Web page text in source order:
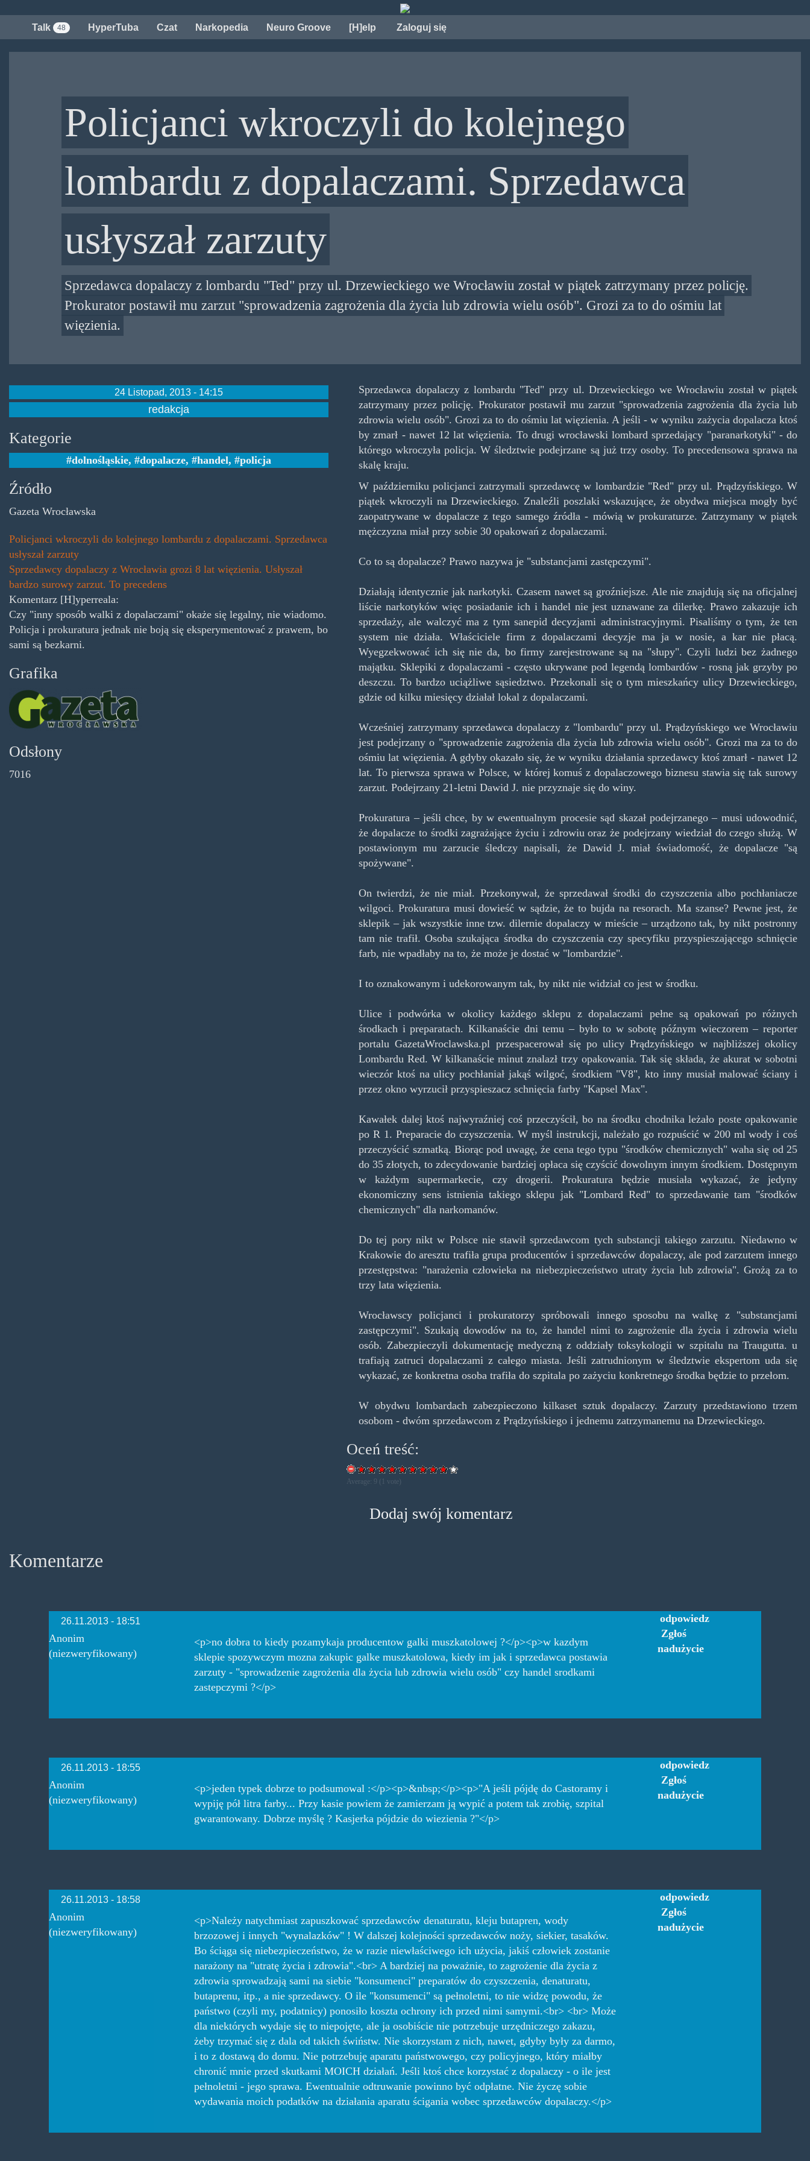
treści
Talk 48 HyperTuba Czat Narkopedia Neuro Groove [H]elp Zaloguj się
Policjanci wkroczyli do kolejnego
lombardu z dopalaczami. Sprzedawca
usłyszał zarzuty
Sprzedawca dopalaczy z lombardu "Ted" przy ul. Drzewieckiego we Wrocławiu został w piątek zatrzymany przez policję.
Prokurator postawił mu zarzut "sprowadzenia zagrożenia dla życia lub zdrowia wielu osób". Grozi za to do ośmiu lat
więzienia.
24 Listopad, 2013 - 14:15
redakcja
Kategorie
dolnośląskie, dopalacze, handel, policja
Źródło
Gazeta Wrocławska
Policjanci wkroczyli do kolejnego lombardu z dopalaczami. Sprzedawca
usłyszał zarzuty
Sprzedawcy dopalaczy z Wrocławia grozi 8 lat więzienia. Usłyszał
bardzo surowy zarzut. To precedens
Komentarz [H]yperreala:
Czy "inny sposób walki z dopalaczami" okaże się legalny, nie wiadomo.
Policja i prokuratura jednak nie boją się eksperymentować z prawem, bo
sami są bezkarni.
Grafika
gazetawroclawska-
logo.png
Odsłony
7016
Sprzedawca dopalaczy z lombardu "Ted" przy ul. Drzewieckiego we Wrocławiu został w piątek
zatrzymany przez policję. Prokurator postawił mu zarzut "sprowadzenia zagrożenia dla życia lub
zdrowia wielu osób". Grozi za to do ośmiu lat więzienia. A jeśli - w wyniku zażycia dopalacza ktoś
by zmarł - nawet 12 lat więzienia. To drugi wrocławski lombard sprzedający "paranarkotyki" - do
którego wkroczyła policja. W śledztwie podejrzane są już trzy osoby. To precedensowa sprawa na
skalę kraju.
W październiku policjanci zatrzymali sprzedawcę w lombardzie "Red" przy ul. Prądzyńskiego. W
piątek wkroczyli na Drzewieckiego. Znaleźli poszlaki wskazujące, że obydwa miejsca mogły być
zaopatrywane w dopalacze z tego samego źródła - mówią w prokuraturze. Zatrzymany w piątek
mężczyzna miał przy sobie 30 opakowań z dopalaczami.
Co to są dopalacze? Prawo nazywa je "substancjami zastępczymi".
Działają identycznie jak narkotyki. Czasem nawet są groźniejsze. Ale nie znajdują się na oficjalnej
liście narkotyków więc posiadanie ich i handel nie jest uznawane za dilerkę. Prawo zakazuje ich
sprzedaży, ale walczyć ma z tym sanepid decyzjami administracyjnymi. Pisaliśmy o tym, że ten
system nie działa. Właściciele firm z dopalaczami decyzje ma ja w nosie, a kar nie płacą.
Wyegzekwować ich się nie da, bo firmy zarejestrowane są na "słupy". Czyli ludzi bez żadnego
majątku. Sklepiki z dopalaczami - często ukrywane pod legendą lombardów - rosną jak grzyby po
deszczu. To bardzo uciążliwe sąsiedztwo. Przekonali się o tym mieszkańcy ulicy Drzewieckiego,
gdzie od kilku miesięcy działał lokal z dopalaczami.
Wcześniej zatrzymany sprzedawca dopalaczy z "lombardu" przy ul. Prądzyńskiego we Wrocławiu
jest podejrzany o "sprowadzenie zagrożenia dla życia lub zdrowia wielu osób". Grozi ma za to do
ośmiu lat więzienia. A gdyby okazało się, że w wyniku działania sprzedawcy ktoś zmarł - nawet 12
lat. To pierwsza sprawa w Polsce, w której komuś z dopalaczowego biznesu stawia się tak surowy
zarzut. Podejrzany 21-letni Dawid J. nie przyznaje się do winy.
Prokuratura – jeśli chce, by w ewentualnym procesie sąd skazał podejrzanego – musi udowodnić,
że dopalacze to środki zagrażające życiu i zdrowiu oraz że podejrzany wiedział do czego służą. W
postawionym mu zarzucie śledczy napisali, że Dawid J. miał świadomość, że dopalacze "są
spożywane".
On twierdzi, że nie miał. Przekonywał, że sprzedawał środki do czyszczenia albo pochłaniacze
wilgoci. Prokuratura musi dowieść w sądzie, że to bujda na resorach. Ma szanse? Pewne jest, że
sklepik – jak wszystkie inne tzw. dilernie dopalaczy w mieście – urządzono tak, by nikt postronny
tam nie trafił. Osoba szukająca środka do czyszczenia czy specyfiku przyspieszającego schnięcie
farb, nie wpadłaby na to, że może je dostać w "lombardzie".
I to oznakowanym i udekorowanym tak, by nikt nie widział co jest w środku.
Ulice i podwórka w okolicy każdego sklepu z dopalaczami pełne są opakowań po różnych
środkach i preparatach. Kilkanaście dni temu – było to w sobotę późnym wieczorem – reporter
portalu GazetaWroclawska.pl przespacerował się po ulicy Prądzyńskiego w najbliższej okolicy
Lombardu Red. W kilkanaście minut znalazł trzy opakowania. Tak się składa, że akurat w sobotni
wieczór ktoś na ulicy pochłaniał jakąś wilgoć, środkiem "V8", kto inny musiał malować ściany i
przez okno wyrzucił przyspieszacz schnięcia farby "Kapsel Max".
Kawałek dalej ktoś najwyraźniej coś przeczyścił, bo na środku chodnika leżało poste opakowanie
po R 1. Preparacie do czyszczenia. W myśl instrukcji, należało go rozpuścić w 200 ml wody i coś
przeczyścić szmatką. Biorąc pod uwagę, że cena tego typu "środków chemicznych" waha się od 25
do 35 złotych, to zdecydowanie bardziej opłaca się czyścić dowolnym innym środkiem. Dostępnym
w każdym supermarkecie, czy drogerii. Prokuratura będzie musiała wykazać, że jedyny
ekonomiczny sens istnienia takiego sklepu jak "Lombard Red" to sprzedawanie tam "środków
chemicznych" dla narkomanów.
Do tej pory nikt w Polsce nie stawił sprzedawcom tych substancji takiego zarzutu. Niedawno w
Krakowie do aresztu trafiła grupa producentów i sprzedawców dopalaczy, ale pod zarzutem innego
przestępstwa: "narażenia człowieka na niebezpieczeństwo utraty życia lub zdrowia". Grożą za to
trzy lata więzienia.
Wrocławscy policjanci i prokuratorzy spróbowali innego sposobu na walkę z "substancjami
zastępczymi". Szukają dowodów na to, że handel nimi to zagrożenie dla życia i zdrowia wielu
osób. Zabezpieczyli dokumentację medyczną z oddziały toksykologii w szpitalu na Traugutta. u
trafiają zatruci dopalaczami z całego miasta. Jeśli zatrudnionym w śledztwie ekspertom uda się
wykazać, ze konkretna osoba trafiła do szpitala po zażyciu konkretnego środka będzie to przełom.
W obydwu lombardach zabezpieczono kilkaset sztuk dopalaczy. Zarzuty przedstawiono trzem
osobom - dwóm sprzedawcom z Prądzyńskiego i jednemu zatrzymanemu na Drzewieckiego.
Oceń treść:
Average: 9 ( vote)
Dodaj swój komentarz
Komentarze
26.11.2013 - 18:51
Anonim
(niezweryfikowany)
<p>no dobra to kiedy pozamykaja producentow galki muszkatolowej ?</p><p>w kazdym
sklepie spozywczym mozna zakupic galke muszkatolowa, kiedy im jak i sprzedawca postawia
zarzuty - "sprowadzenie zagrożenia dla życia lub zdrowia wielu osób" czy handel srodkami
zastepczymi ?</p>
odpowiedz
Zgłoś
nadużycie
26.11.2013 - 18:55
Anonim
(niezweryfikowany)
<p>jeden typek dobrze to podsumowal :</p><p>&nbsp;</p><p>"A jeśli pójdę do Castoramy i
wypiję pół litra farby... Przy kasie powiem że zamierzam ją wypić a potem tak zrobię, szpital
gwarantowany. Dobrze myślę ? Kasjerka pójdzie do wiezienia ?"</p>
odpowiedz
Zgłoś
nadużycie
26.11.2013 - 18:58
Anonim
(niezweryfikowany)
<p>Należy natychmiast zapuszkować sprzedawców denaturatu, kleju butapren, wody
brzozowej i innych "wynalazków" ! W dalszej kolejności sprzedawców noży, siekier, tasaków.
Bo ściąga się niebezpieczeństwo, że w razie niewłaściwego ich użycia, jakiś człowiek zostanie
narażony na "utratę życia i zdrowia".<br> A bardziej na poważnie, to zagrożenie dla życia z
zdrowia sprowadzają sami na siebie "konsumenci" preparatów do czyszczenia, denaturatu,
butaprenu, itp., a nie sprzedawcy. O ile "konsumenci" są pełnoletni, to nie widzę powodu, że
państwo (czyli my, podatnicy) ponosiło koszta ochrony ich przed nimi samymi.<br> <br> Może
dla niektórych wydaje się to niepojęte, ale ja osobiście nie potrzebuje urzędniczego zakazu,
żeby trzymać się z dala od takich świństw. Nie skorzystam z nich, nawet, gdyby były za darmo,
i to z dostawą do domu. Nie potrzebuję aparatu państwowego, czy policyjnego, który miałby
chronić mnie przed skutkami MOICH działań. Jeśli ktoś chce korzystać z dopalaczy - o ile jest
pełnoletni - jego sprawa. Ewentualnie odtruwanie powinno być odpłatne. Nie życzę sobie
wydawania moich podatków na działania aparatu ścigania wobec sprzedawców dopalaczy.</p>
odpowiedz
Zgłoś
nadużycie